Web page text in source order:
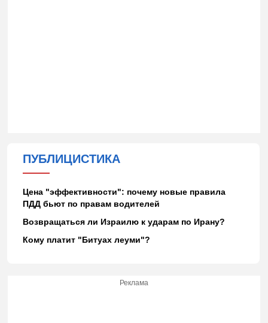
ПУБЛИЦИСТИКА
Цена "эффективности": почему новые правила
ПДД бьют по правам водителей
Возвращаться ли Израилю к ударам по Ирану?
Кому платит "Битуах леуми"?
Реклама